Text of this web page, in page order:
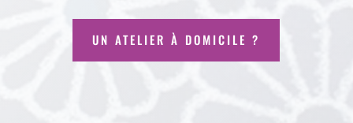
UN ATELIER À DOMICILE ?